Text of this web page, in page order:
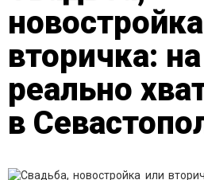
вторичка:
реально
в